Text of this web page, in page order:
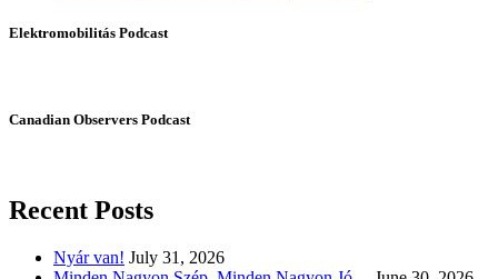
Elektromobilitás Podcast
Canadian Observers Podcast
Recent Posts
Nyár van! July 31, 2026